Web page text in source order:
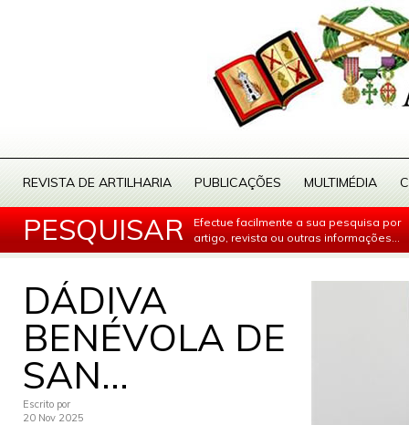
REVISTA DE ARTILHARIA PUBLICAÇÕES MULTIMÉDIA
PESQUISAR
Efectue facilmente a sua pesquisa por
artigo, revista ou outras informações...
DÁDIVA
BENÉVOLA DE
SAN...
Escrito por
20 Nov 2025